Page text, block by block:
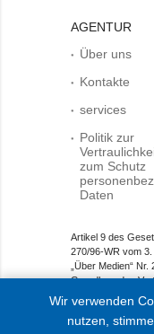
AGENTUR
Über uns
Kontakte
services
Politik zur
zum Schutz
Daten
Artikel 9 des
270/96-WR vom
„Über Medien“
Grundlage des
Objekt im Bereich
Wir verwenden
nutzen,